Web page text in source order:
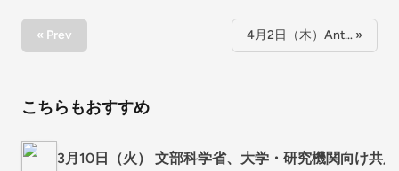
« Prev 4月2日（木）Ant… »
こちらもおすすめ
3月10日（火） 文部科学省、大学・研究機関向け共